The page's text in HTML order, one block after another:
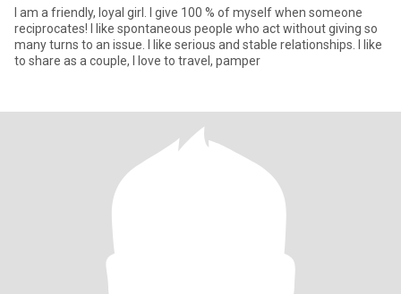
I am a friendly, loyal girl. I give 100 % of myself when someone
reciprocates! I like spontaneous people who act without giving so
many turns to an issue. I like serious and stable relationships. I like
to share as a couple, I love to travel, pamper